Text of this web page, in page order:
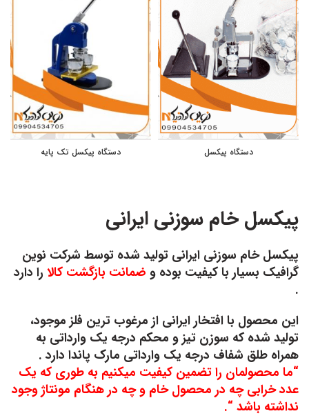
دستگاه پیکسل دستگاه پیکسل تک پایه
پیکسل خام سوزنی ایرانی
پیکسل خام سوزنی ایرانی تولید شده توسط شرکت نوین
گرافیک بسیار با کیفیت بوده و ضمانت بازگشت کالا را دارد
.
این محصول با افتخار ایرانی از مرغوب ترین فلز موجود،
تولید شده که سوزن تیز و محکم درجه یک وارداتی به
همراه طلق شفاف درجه یک وارداتی مارک پاندا دارد .
“ما محصولمان را تضمین کیفیت میکنیم به طوری که یک
عدد خرابی چه در محصول خام و چه در هنگام مونتاژ وجود
نداشته باشد “.